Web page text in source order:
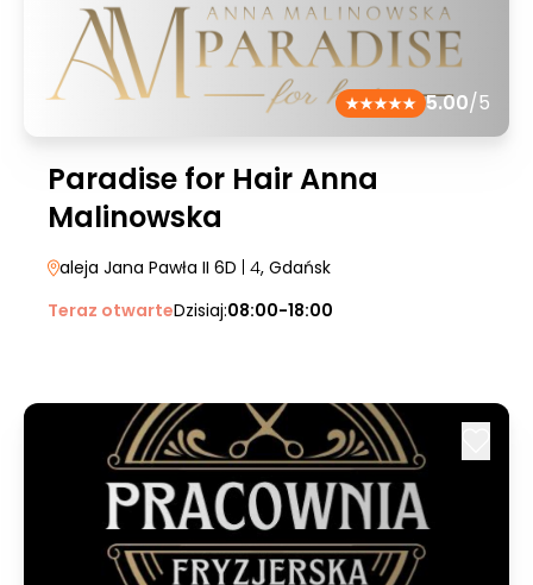
5.00/5
Paradise for Hair Anna
Malinowska
aleja Jana Pawła II 6D | 4, Gdańsk
Teraz otwarteDzisiaj:08:00-18:00